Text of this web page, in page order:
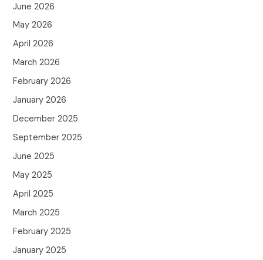
June 2026
May 2026
April 2026
March 2026
February 2026
January 2026
December 2025
September 2025
June 2025
May 2025
April 2025
March 2025
February 2025
January 2025